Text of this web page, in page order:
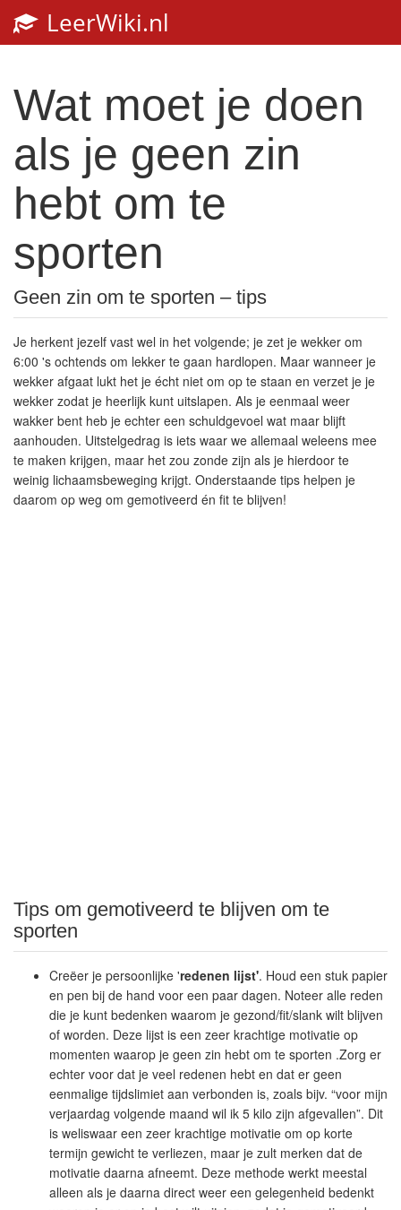
LeerWiki.nl
Wat moet je doen
als je geen zin
hebt om te
sporten
Geen zin om te sporten – tips
Je herkent jezelf vast wel in het volgende; je zet je wekker om
6:00 's ochtends om lekker te gaan hardlopen. Maar wanneer je
wekker afgaat lukt het je écht niet om op te staan en verzet je je
wekker zodat je heerlijk kunt uitslapen. Als je eenmaal weer
wakker bent heb je echter een schuldgevoel wat maar blijft
aanhouden. Uitstelgedrag is iets waar we allemaal weleens mee
te maken krijgen, maar het zou zonde zijn als je hierdoor te
weinig lichaamsbeweging krijgt. Onderstaande tips helpen je
daarom op weg om gemotiveerd én fit te blijven!
Tips om gemotiveerd te blijven om te
sporten
Creëer je persoonlijke 'redenen lijst'. Houd een stuk papier
en pen bij de hand voor een paar dagen. Noteer alle reden
die je kunt bedenken waarom je gezond/fit/slank wilt blijven
of worden. Deze lijst is een zeer krachtige motivatie op
momenten waarop je geen zin hebt om te sporten .Zorg er
echter voor dat je veel redenen hebt en dat er geen
eenmalige tijdslimiet aan verbonden is, zoals bijv. “voor mijn
verjaardag volgende maand wil ik 5 kilo zijn afgevallen”. Dit
is weliswaar een zeer krachtige motivatie om op korte
termijn gewicht te verliezen, maar je zult merken dat de
motivatie daarna afneemt. Deze methode werkt meestal
alleen als je daarna direct weer een gelegenheid bedenkt